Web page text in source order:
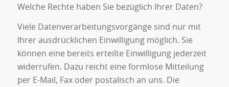
Welche Rechte haben Sie bezüglich Ihrer Daten?
Viele Datenverarbeitungsvorgänge sind nur mit
Ihrer ausdrücklichen Einwilligung möglich. Sie
können eine bereits erteilte Einwilligung jederzeit
widerrufen. Dazu reicht eine formlose Mitteilung
per E-Mail, Fax oder postalisch an uns. Die